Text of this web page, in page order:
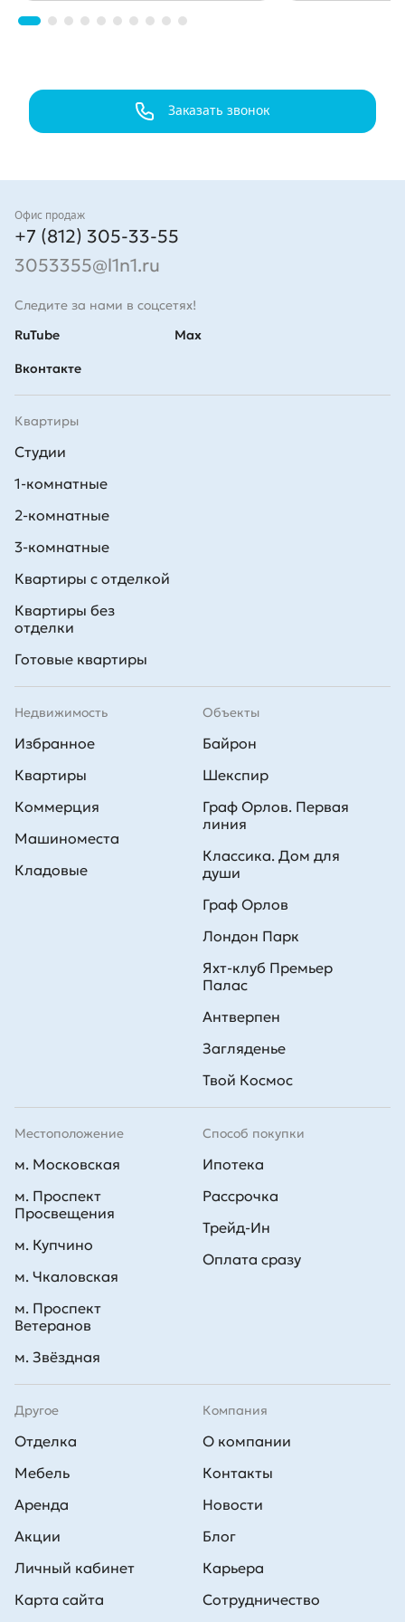
Заказать звонок
Контакты
Офис продаж
+7 (812) 305-33-55
3053355@l1n1.ru
Следите за нами в соцсетях!
RuTube
Вконтакте
Max
Квартиры
Студии
1-комнатные
2-комнатные
3-комнатные
Квартиры с отделкой
Квартиры без
отделки
Готовые квартиры
Недвижимость
Избранное
Квартиры
Коммерция
Машиноместа
Кладовые
Способ покупки
Ипотека
Рассрочка
Трейд-Ин
Оплата сразу
Объекты
Байрон
Шекспир
Граф Орлов. Первая
линия
Классика. Дом для
души
Граф Орлов
Лондон Парк
Яхт-клуб Премьер
Палас
Антверпен
Загляденье
Твой Космос
Другое
Отделка
Мебель
Аренда
Акции
Личный кабинет
Карта сайта
Компания
О компании
Контакты
Новости
Блог
Карьера
Сотрудничество
Местоположение
м. Московская
м. Проспект
Просвещения
м. Купчино
м. Чкаловская
м. Проспект
Ветеранов
м. Звёздная